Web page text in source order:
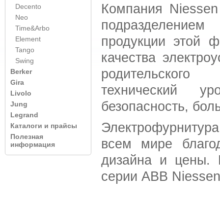
Компания
продукции этой
качества
технический
безопасность,
всем мире
дизайна и цены.
серии ABB
Decento
Neo
Time&Arbo
Element
Tango
Swing
Berker
Gira
Livolo
Jung
Legrand
Каталоги и прайсы
Полезная
информация